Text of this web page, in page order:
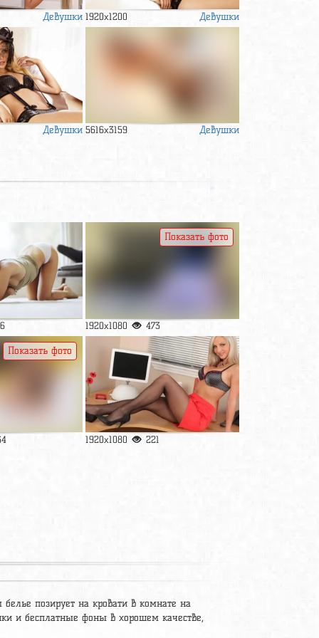
Девушки 1920x1200 Девушки
Девушки 5616x3159 Девушки
1920x1080 473
Показать фото
Показать фото
1920x1080 221
позирует на кровати в комнате на
и бесплатные фоны в хорошем качестве,